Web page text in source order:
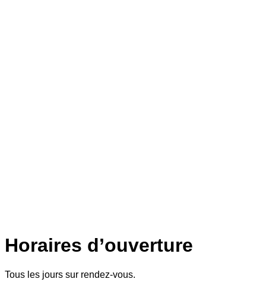
Horaires d’ouverture
Tous les jours sur rendez-vous.